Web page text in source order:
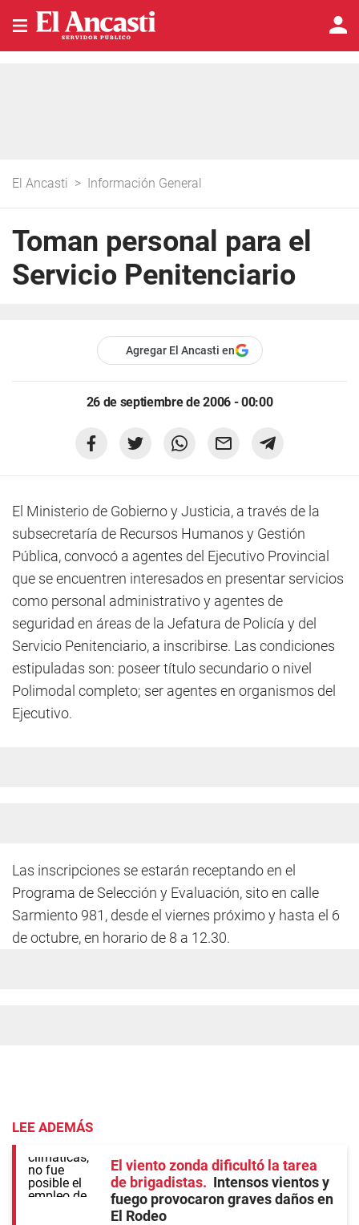
El Ancasti > Información General
Toman personal para el
Servicio Penitenciario
Agregar El Ancasti en
26 de septiembre de 2006 - 00:00
El Ministerio de Gobierno y Justicia, a través de la
subsecretaría de Recursos Humanos y Gestión
Pública, convocó a agentes del Ejecutivo Provincial
que se encuentren interesados en presentar servicios
como personal administrativo y agentes de
seguridad en áreas de la Jefatura de Policía y del
Servicio Penitenciario, a inscribirse. Las condiciones
estipuladas son: poseer título secundario o nivel
Polimodal completo; ser agentes en organismos del
Ejecutivo.
Las inscripciones se estarán receptando en el
Programa de Selección y Evaluación, sito en calle
Sarmiento 981, desde el viernes próximo y hasta el 6
de octubre, en horario de 8 a 12.30.
LEE ADEMÁS
El viento zonda dificultó la tarea
de brigadistas
Intensos vientos y
fuego provocaron graves daños en
El Rodeo